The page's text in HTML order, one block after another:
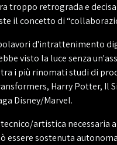
troppo retrograda e
il concetto di
d'intrattenimento
visto la luce senza
i più rinomati studi di
Harry Potter, Il
Disney/Marvel.
artistica necessaria
essere sostenuta